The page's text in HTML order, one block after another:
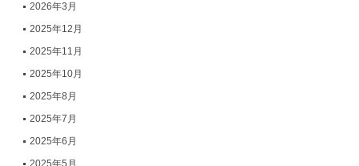
2026年3月
2025年12月
2025年11月
2025年10月
2025年8月
2025年7月
2025年6月
2025年5月